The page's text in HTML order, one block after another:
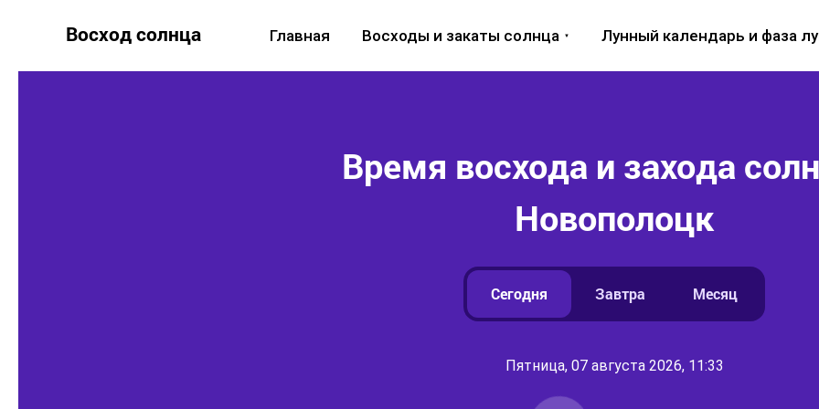
Восход солнца Главная Восходы и закаты солнца Лунный календарь и фаза
Время восхода и захода
Новополоцк
Сегодня Завтра Месяц
Пятница, 07 августа 2026, 11:33